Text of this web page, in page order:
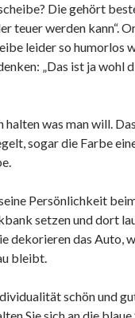
Die gehört
teuer werden kann“.
leider so humorlos
„Das ist ja
halten was man will.
sogar die Farbe
Persönlichkeit
setzen und dort
dekorieren das Auto,
bleibt.
schön und